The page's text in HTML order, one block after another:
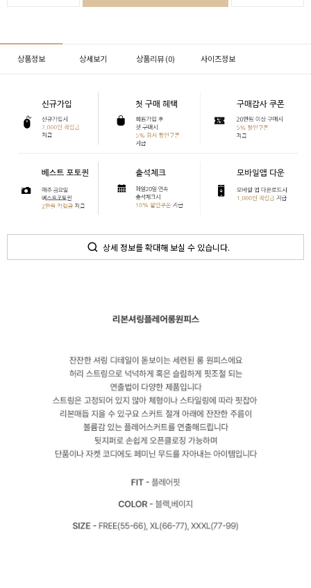
상품정보 상세보기 상품리뷰 (0) 사이즈정보
상세 정보를 확대해 보실 수 있습니다.